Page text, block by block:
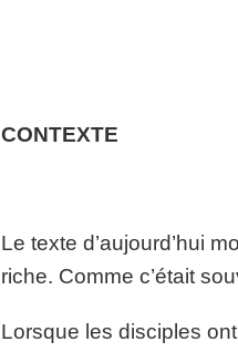
CONTEXTE
Le texte d’aujourd’hui
riche. Comme c’était
Lorsque les disciples